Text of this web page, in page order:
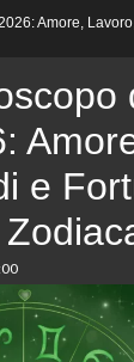
Amore,
e